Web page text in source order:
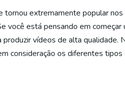
extremamente popular
está pensando em começar
vídeos de alta qualidade.
consideração os diferentes